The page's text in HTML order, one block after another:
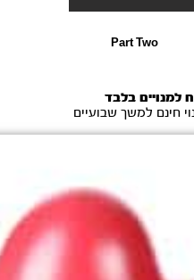
Part Two
למנויים בלבד
חינם למשך שבועיים